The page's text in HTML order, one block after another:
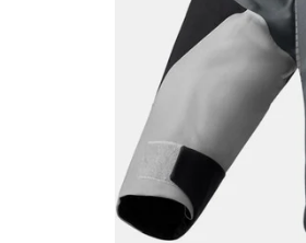
motorhelmen
motorhelmen